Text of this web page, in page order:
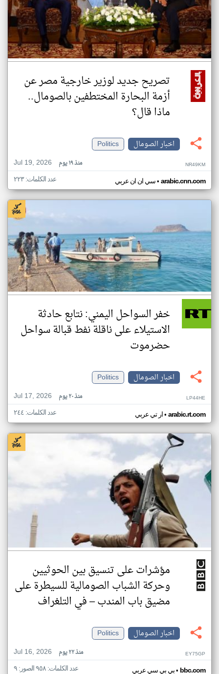
تصريح جديد لوزير خارجية مصر عن
أزمة البحارة المختطفين بالصومال..
ماذا قال؟
اخبار الصومال
Politics
Jul 19, 2026
منذ ١٩ يوم NR49KM
سي ان ان عربي• arabic.cnn.com عدد الكلمات: ٢٢٣
خفر السواحل اليمني: نتابع حادثة
الاستيلاء على ناقلة نفط قبالة سواحل
حضرموت
اخبار الصومال
Politics
Jul 17, 2026
منذ ٢٠ يوم LP44HE
ار تي عربي• arabic.rt.com عدد الكلمات: ٢٤٤
مؤشرات على تنسيق بين الحوثيين
وحركة الشباب الصومالية للسيطرة على
مضيق باب المندب – في التلغراف
اخبار الصومال
Politics
Jul 16, 2026
منذ ٢٢ يوم EY75GP
بي بي سي عربي• bbc.com عدد الكلمات: ٩٥٨ الصور: ٩